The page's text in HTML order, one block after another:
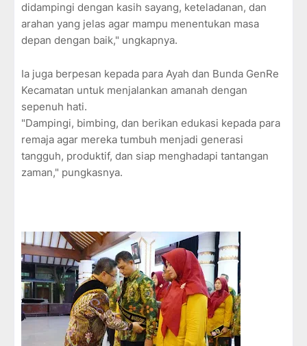
didampingi dengan kasih sayang, keteladanan, dan
arahan yang jelas agar mampu menentukan masa
depan dengan baik," ungkapnya.
Ia juga berpesan kepada para Ayah dan Bunda GenRe
Kecamatan untuk menjalankan amanah dengan
sepenuh hati.
"Dampingi, bimbing, dan berikan edukasi kepada para
remaja agar mereka tumbuh menjadi generasi
tangguh, produktif, dan siap menghadapi tantangan
zaman," pungkasnya.